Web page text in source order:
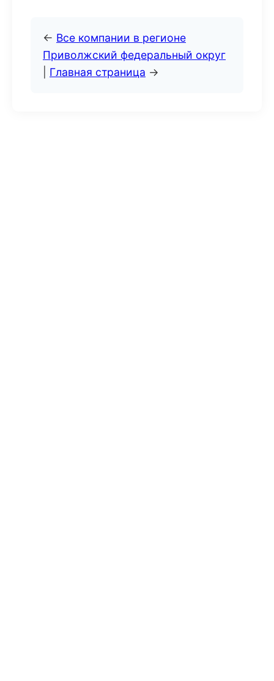
← Все компании в регионе
Приволжский федеральный округ
Главная страница →